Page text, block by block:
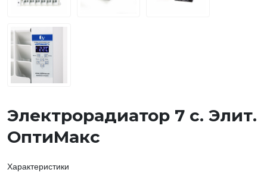
Электрорадиатор 7 с. Элит.
ОптиМакс
Характеристики